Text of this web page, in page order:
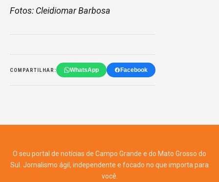
Fotos: Cleidiomar Barbosa
COMPARTILHAR: WhatsApp Facebook
O seu portal de notícias de Campo Grande e do Mato Grosso do
Sul. Jornalismo ágil, independente e focado no que importa para
você.